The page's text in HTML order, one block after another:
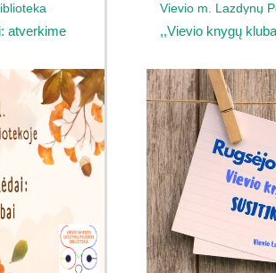
atverkime
Vievio m. Lazdynų
,,Vievio knygų